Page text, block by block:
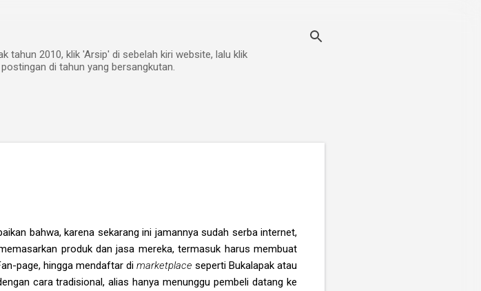
tahun 2010, klik 'Arsip' di sebelah kiri website, lalu klik
di tahun yang bersangkutan.
bahwa, karena sekarang ini jamannya sudah serba internet,
produk dan jasa mereka, termasuk harus membuat
page, hingga mendaftar di marketplace seperti Bukalapak atau
cara tradisional, alias hanya menunggu pembeli datang ke